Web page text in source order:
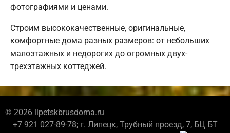
фотографиями и ценами.
Строим высококачественные, оригинальные,
комфортные дома разных размеров: от небольших
малоэтажных и недорогих до огромных двух-
трехэтажных коттеджей.
© 2026 lipetskbrusdoma.ru
+7 921 027-89-78; г. Липецк, Трубный проезд, 7, БЦ БТ